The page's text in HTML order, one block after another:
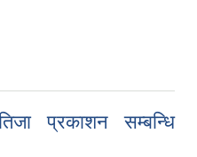
प्रकाशन सम्बन्धि